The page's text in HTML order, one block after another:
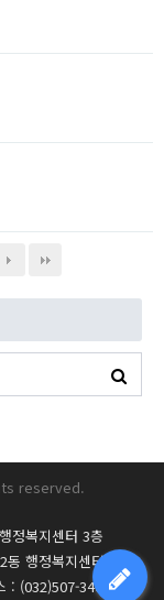
reserved.
정복지센터 3층
행정복지센터 3층
: (032)507-3406